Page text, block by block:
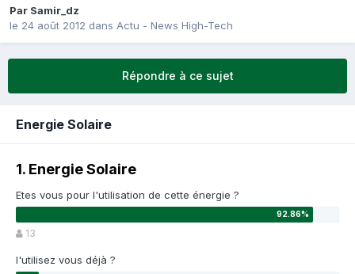
Par Samir_dz
le 24 août 2012 dans Actu - News High-Tech
Répondre à ce sujet
Energie Solaire
1. Energie Solaire
Etes vous pour l'utilisation de cette énergie ?
13
l'utilisez vous déjà ?